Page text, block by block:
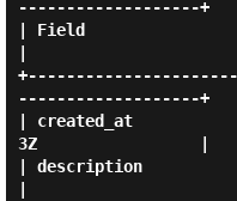
-------------------+
| Field
-------------------+
| created_at
3Z                 |
| description